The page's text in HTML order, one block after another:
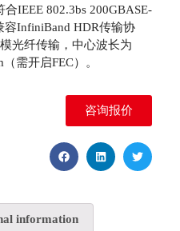
IEEE 802.3bs 200GBASE-
InfiniBand HDR传输协
光纤传输，中心波长为
需开启FEC）。
咨询报价
information